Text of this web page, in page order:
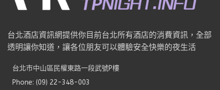
台北酒店資訊網提供你目前台北所有酒店的消費資訊，全部
透明讓你知道，讓各位朋友可以體驗安全快樂的夜生活
台北市中山區民權東路一段武號P樓
Phone: (09) 22-348-003